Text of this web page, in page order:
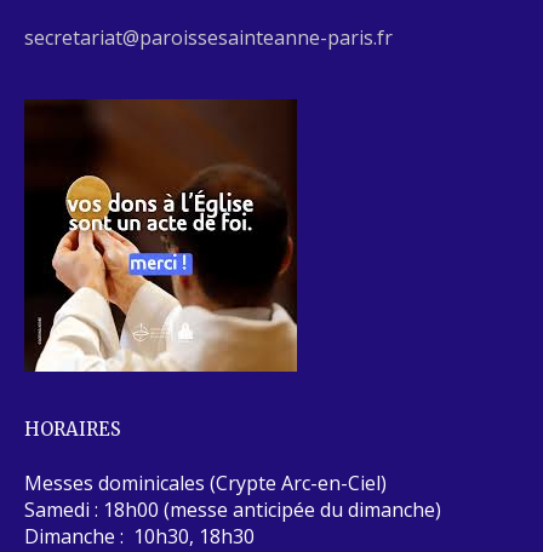
secretariat@paroissesainteanne-paris.fr
HORAIRES
Messes dominicales (Crypte Arc-en-Ciel)
Samedi : 18h00 (messe anticipée du dimanche)
Dimanche : 10h30, 18h30